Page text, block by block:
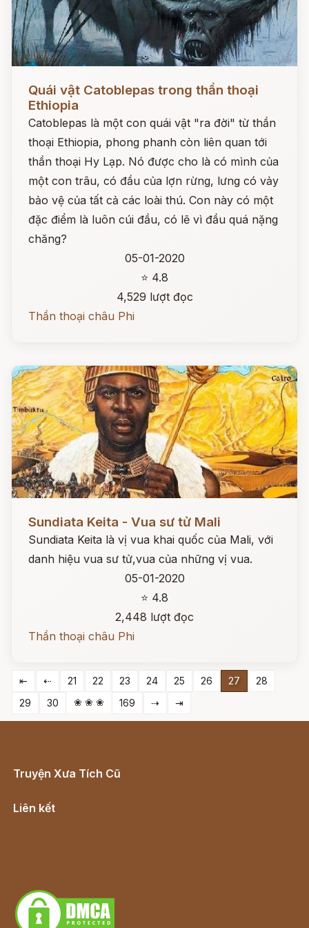
Quái vật Catoblepas trong thần thoại
Ethiopia
Catoblepas là một con quái vật "ra đời" từ thần
thoại Ethiopia, phong phanh còn liên quan tới
thần thoại Hy Lạp. Nó được cho là có mình của
một con trâu, có đầu của lợn rừng, lưng có vảy
bảo vệ của tất cả các loài thú. Con này có một
đặc điểm là luôn cúi đầu, có lẽ vì đầu quá nặng
chăng?
05-01-2020
⭐ 4.8
4,529 lượt đọc
Thần thoại châu Phi
Sundiata Keita - Vua sư tử Mali
Sundiata Keita là vị vua khai quốc của Mali, với
danh hiệu vua sư tử,vua của những vị vua.
05-01-2020
⭐ 4.8
2,448 lượt đọc
Thần thoại châu Phi
⇤ ⇠ 21 22 23 24 25 26 27
28
29
30 ❀ ❀ ❀ 169 ⇢ ⇥
Truyện Xưa Tích Cũ
Liên kết